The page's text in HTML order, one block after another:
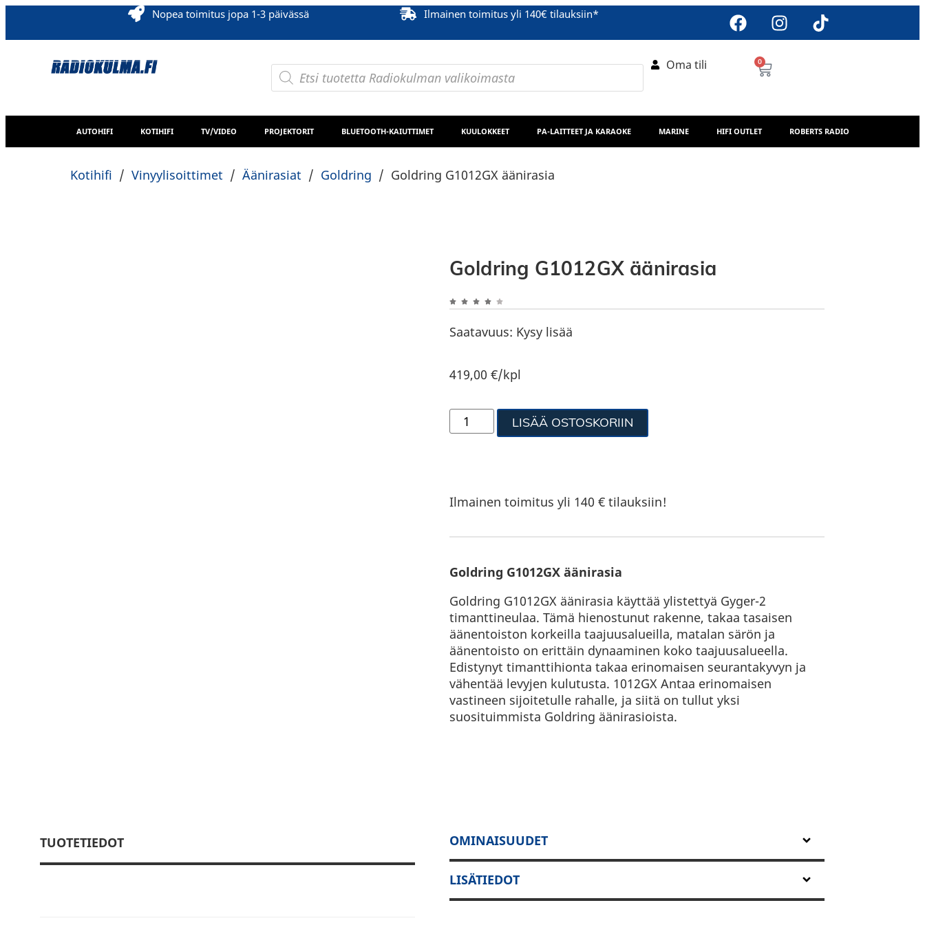
Nopea toimitus jopa 1-3 päivässä Ilmainen toimitus yli 140€ tilauksiin*
Oma tili 0
AUTOHIFI KOTIHIFI TV/VIDEO PROJEKTORIT BLUETOOTH-KAIUTTIMET KUULOKKEET PA-LAITTEET JA KARAOKE MARINE HIFI OUTLET ROBERTS RADIO
Kotihifi / Vinyylisoittimet / Äänirasiat / Goldring / Goldring G1012GX äänirasia
Goldring G1012GX äänirasia
Saatavuus: Kysy lisää
419,00 €/kpl
LISÄÄ OSTOSKORIIN
Ilmainen toimitus yli 140 € tilauksiin!
Goldring G1012GX äänirasia
Goldring G1012GX äänirasia käyttää ylistettyä Gyger-2
timanttineulaa. Tämä hienostunut rakenne, takaa tasaisen
äänentoiston korkeilla taajuusalueilla, matalan särön ja
äänentoisto on erittäin dynaaminen koko taajuusalueella.
Edistynyt timanttihionta takaa erinomaisen seurantakyvyn ja
vähentää levyjen kulutusta. 1012GX Antaa erinomaisen
vastineen sijoitetulle rahalle, ja siitä on tullut yksi
suosituimmista Goldring äänirasioista.
TUOTETIEDOT OMINAISUUDET
LISÄTIEDOT